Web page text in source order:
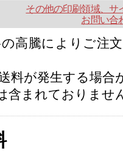
その他の印刷領域、サ
お問い合
高騰によりご注
料が発生する場合
含まれておりませ